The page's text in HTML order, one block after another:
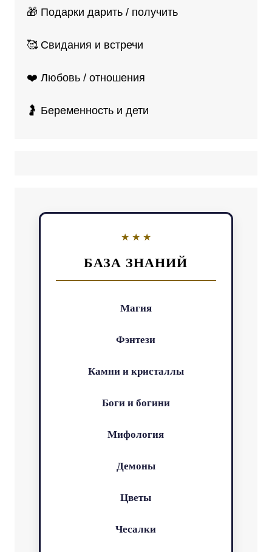
🎁 Подарки дарить / получить
🥰 Свидания и встречи
❤️ Любовь / отношения
🤰 Беременность и дети
БАЗА ЗНАНИЙ
Магия
Фэнтези
Камни и кристаллы
Боги и богини
Мифология
Демоны
Цветы
Чесалки